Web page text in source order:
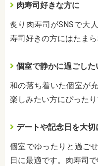
肉寿司好きな方に
炙り肉寿司がSNSで大
寿司好きの方にはたまら
個室で静かに過ごした
和の落ち着いた個室が
楽しみたい方にぴったり
デートや記念日を大切
個室でゆったりと過ご
日に最適です。肉寿司